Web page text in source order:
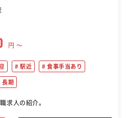
円 〜
駅近 食事手当あり
長期
求人の紹介。